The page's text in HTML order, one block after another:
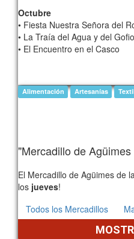
Octubre
• Fiesta Nuestra Señora del
• La Traía del Agua y del Gofio
• El Encuentro en el Casco
Alimentación Artesanías
"Mercadillo de Agüimes
El Mercadillo de Agüimes de
los jueves!
Todos los Mercadillos